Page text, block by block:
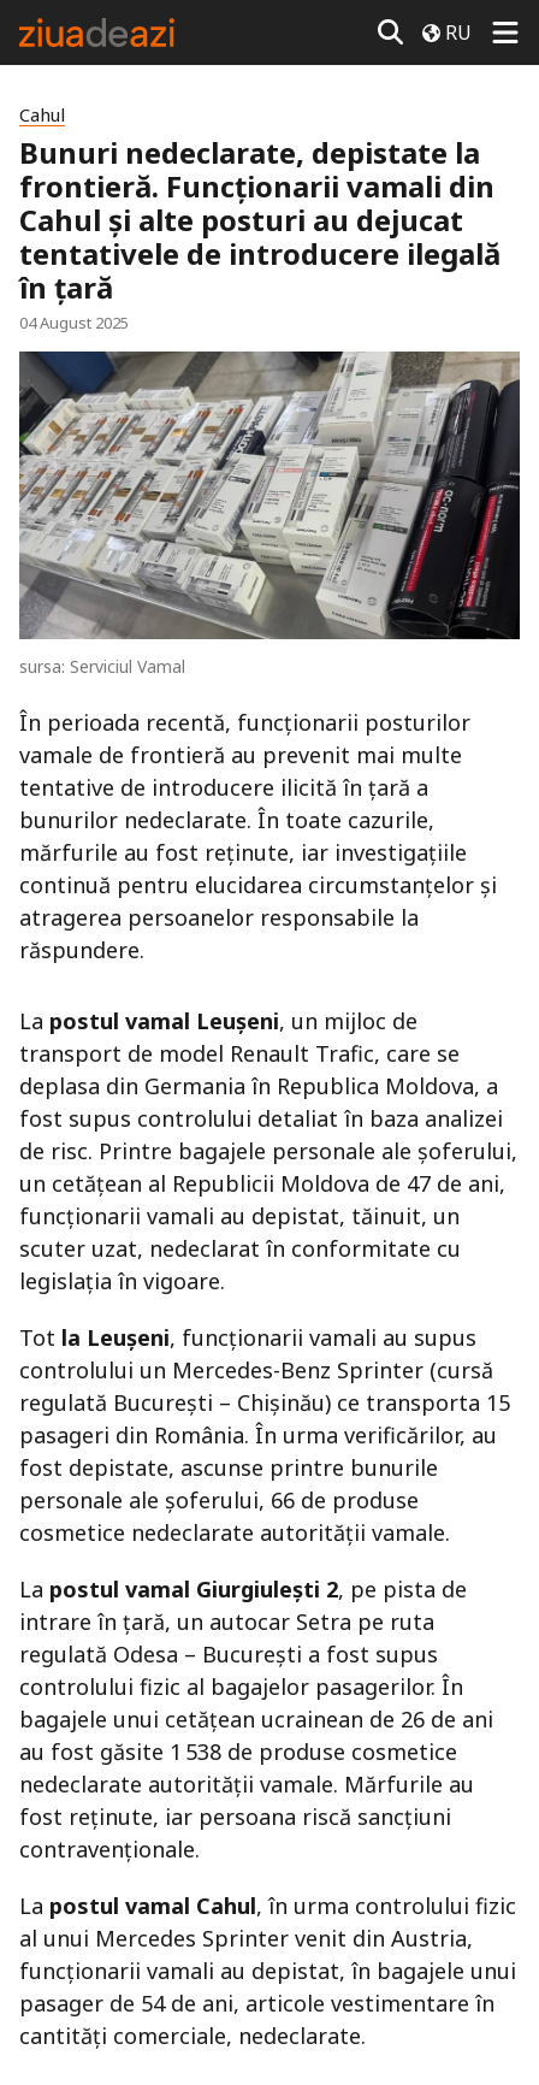
RU
Cahul
Bunuri nedeclarate, depistate la
frontieră. Funcționarii vamali din
Cahul și alte posturi au dejucat
tentativele de introducere ilegală
în țară
04 August 2025
sursa: Serviciul Vamal
În perioada recentă, funcționarii posturilor
vamale de frontieră au prevenit mai multe
tentative de introducere ilicită în țară a
bunurilor nedeclarate. În toate cazurile,
mărfurile au fost reținute, iar investigațiile
continuă pentru elucidarea circumstanțelor și
atragerea persoanelor responsabile la
răspundere.
La postul vamal Leușeni, un mijloc de
transport de model Renault Trafic, care se
deplasa din Germania în Republica Moldova, a
fost supus controlului detaliat în baza analizei
de risc. Printre bagajele personale ale șoferului,
un cetățean al Republicii Moldova de 47 de ani,
funcționarii vamali au depistat, tăinuit, un
scuter uzat, nedeclarat în conformitate cu
legislația în vigoare.
Tot la Leușeni, funcționarii vamali au supus
controlului un Mercedes-Benz Sprinter (cursă
regulată București – Chișinău) ce transporta 15
pasageri din România. În urma verificărilor, au
fost depistate, ascunse printre bunurile
personale ale șoferului, 66 de produse
cosmetice nedeclarate autorității vamale.
La postul vamal Giurgiulești 2, pe pista de
intrare în țară, un autocar Setra pe ruta
regulată Odesa – București a fost supus
controlului fizic al bagajelor pasagerilor. În
bagajele unui cetățean ucrainean de 26 de ani
au fost găsite 1 538 de produse cosmetice
nedeclarate autorității vamale. Mărfurile au
fost reținute, iar persoana riscă sancțiuni
contravenționale.
La postul vamal Cahul, în urma controlului fizic
al unui Mercedes Sprinter venit din Austria,
funcționarii vamali au depistat, în bagajele unui
pasager de 54 de ani, articole vestimentare în
cantități comerciale, nedeclarate.